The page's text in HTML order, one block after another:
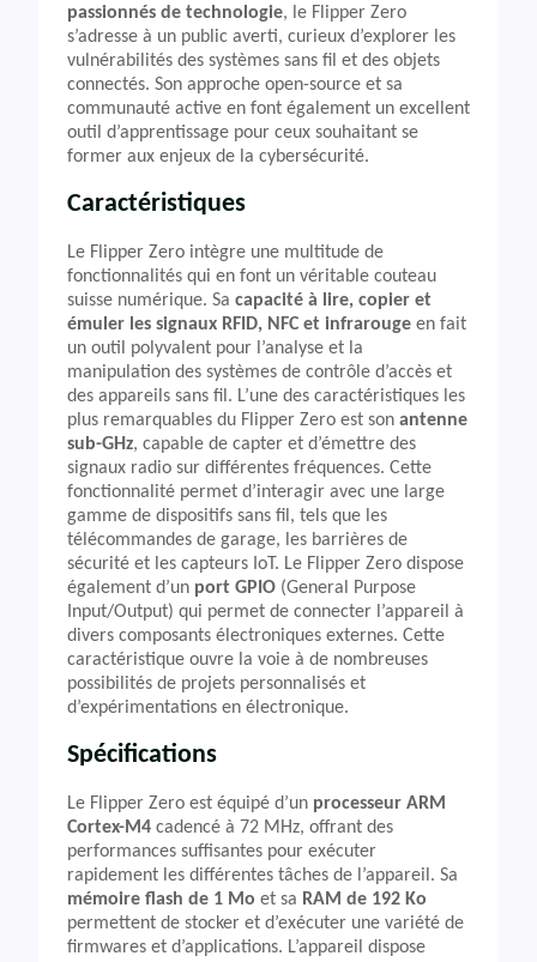
passionnés de technologie, le Flipper Zero
s’adresse à un public averti, curieux d’explorer les
vulnérabilités des systèmes sans fil et des objets
connectés. Son approche open-source et sa
communauté active en font également un excellent
outil d’apprentissage pour ceux souhaitant se
former aux enjeux de la cybersécurité.
Caractéristiques
Le Flipper Zero intègre une multitude de
fonctionnalités qui en font un véritable couteau
suisse numérique. Sa capacité à lire, copier et
émuler les signaux RFID, NFC et infrarouge en fait
un outil polyvalent pour l’analyse et la
manipulation des systèmes de contrôle d’accès et
des appareils sans fil. L’une des caractéristiques les
plus remarquables du Flipper Zero est son antenne
sub-GHz, capable de capter et d’émettre des
signaux radio sur différentes fréquences. Cette
fonctionnalité permet d’interagir avec une large
gamme de dispositifs sans fil, tels que les
télécommandes de garage, les barrières de
sécurité et les capteurs IoT. Le Flipper Zero dispose
également d’un port GPIO (General Purpose
Input/Output) qui permet de connecter l’appareil à
divers composants électroniques externes. Cette
caractéristique ouvre la voie à de nombreuses
possibilités de projets personnalisés et
d’expérimentations en électronique.
Spécifications
Le Flipper Zero est équipé d’un processeur ARM
Cortex-M4 cadencé à 72 MHz, offrant des
performances suffisantes pour exécuter
rapidement les différentes tâches de l’appareil. Sa
mémoire flash de 1 Mo et sa RAM de 192 Ko
permettent de stocker et d’exécuter une variété de
firmwares et d’applications. L’appareil dispose